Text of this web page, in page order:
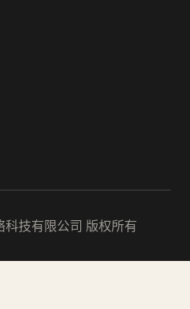
技有限公司 版权所有